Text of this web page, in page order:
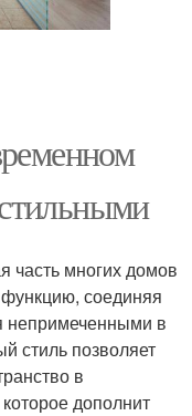
часть многих домов
соединяя
непримеченными в
стиль позволяет
в
дополнит